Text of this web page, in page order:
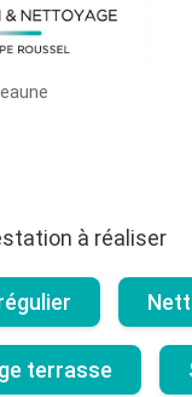
à réaliser
terrasse